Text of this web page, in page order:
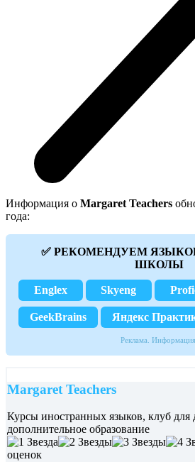
Информация о Margaret Teachers
года:
✅ РЕКОМЕНДУЕМ
ШКОЛЫ
Englex Skyeng
GeekBrains Яндекс
Реклама.
Margaret Teachers
Курсы иностранных языков, клуб для
дополнительное образование
оценок